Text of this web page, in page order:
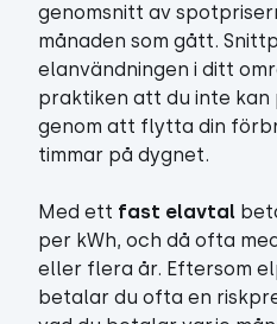
genomsnitt av
månaden som gått.
elanvändningen i ditt
praktiken att du inte kan
genom att flytta din
timmar på dygnet.
Med ett fast elavtal
per kWh, och då ofta
eller flera år. Eftersom
betalar du ofta en